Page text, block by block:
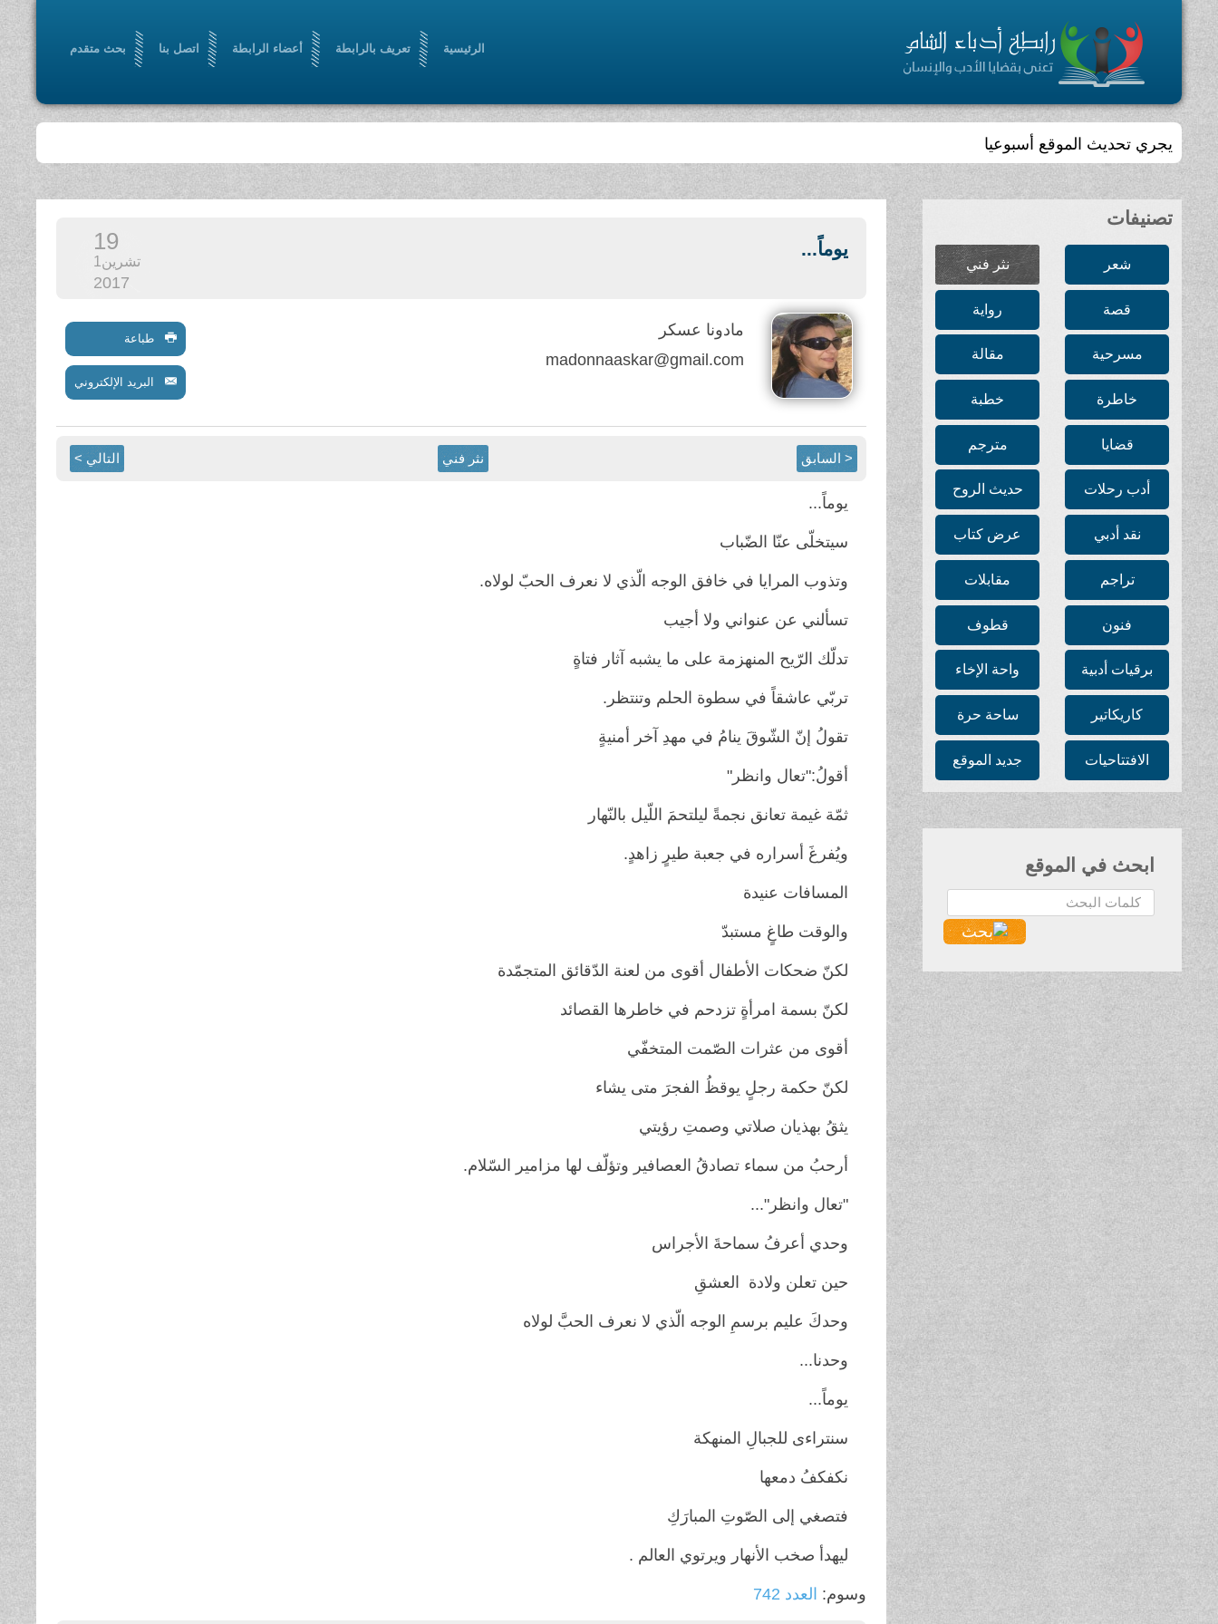
الرئيسية تعريف بالرابطة أعضاء الرابطة اتصل بنا بحث متقدم
تجمّعٌ أدبي ، ثقافي ، مفتوح ، يسعى إلى الإسهام في بلورة رؤيا أدبية حضارية ، من خلال أدب سامٍ ملتزم
تصنيفات
شعر نثر فني
قصة رواية
مسرحية مقالة
خاطرة خطبة
قضايا مترجم
أدب رحلات حديث الروح
نقد أدبي عرض كتاب
تراجم مقابلات
فنون قطوف
برقيات أدبية واحة الإخاء
كاريكاتير ساحة حرة
الافتتاحيات جديد الموقع
ابحث في الموقع
البحث...
يوماً... 19
تشرين1
2017
مادونا عسكر
madonnaaskar@gmail.com
طباعة
البريد الإلكتروني
< السابق نثر فني التالي >
يوماً...
سيتخلّى عنّا الضّباب
وتذوب المرايا في خافق الوجه الّذي لا نعرف الحبّ لولاه.
تسألني عن عنواني ولا أجيب
تدلّك الرّيح المنهزمة على ما يشبه آثار فتاةٍ
تربّي عاشقاً في سطوة الحلم وتنتظر.
تقولُ إنّ الشّوقَ ينامُ في مهدِ آخر أمنيةٍ
أقولُ:"تعال وانظر"
ثمّة غيمة تعانق نجمةً ليلتحمَ اللّيل بالنّهار
ويُفرغَ أسراره في جعبة طيرٍ زاهدٍ.
المسافات عنيدة
والوقت طاغٍ مستبدّ
لكنّ ضحكات الأطفال أقوى من لعنة الدّقائق المتجمّدة
لكنّ بسمة امرأةٍ تزدحم في خاطرها القصائد
أقوى من عثرات الصّمت المتخفّي
لكنّ حكمة رجلٍ يوقظُ الفجرَ متى يشاء
يثقُ بهذيان صلاتي وصمتِ رؤيتي
أرحبُ من سماء تصادقُ العصافير وتؤلّف لها مزامير السّلام.
"تعال وانظر"...
وحدي أعرفُ سماحةَ الأجراس
حين تعلن ولادة العشقِ
وحدكَ عليم برسمِ الوجه الّذي لا نعرف الحبَّ لولاه
وحدنا...
يوماً...
سنتراءى للجبالِ المنهكة
نكفكفُ دمعها
فتصغي إلى الصّوتِ المبارَكِ
ليهدأ صخب الأنهار ويرتوي العالم .
وسوم: العدد 742